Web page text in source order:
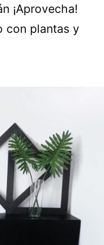
¡Aprovecha!
con plantas y